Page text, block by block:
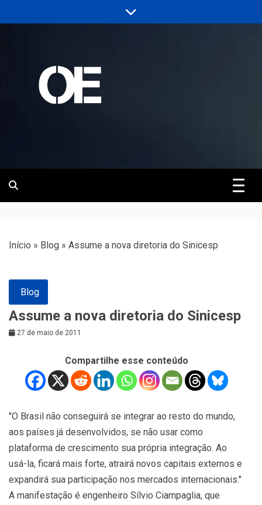
to
Revista | O
Empreiteiro
Início » Blog » Assume a nova diretoria do Sinicesp
Blog
Assume a nova diretoria do Sinicesp
27 de maio de 2011
Compartilhe esse conteúdo
"O Brasil não conseguirá se integrar ao resto do mundo,
aos países já desenvolvidos, se não usar como
plataforma de crescimento sua própria integração. Ao
usá-la, ficará mais forte, atrairá novos capitais externos e
expandirá sua participação nos mercados internacionais."
A manifestação é engenheiro Sílvio Ciampaglia, que